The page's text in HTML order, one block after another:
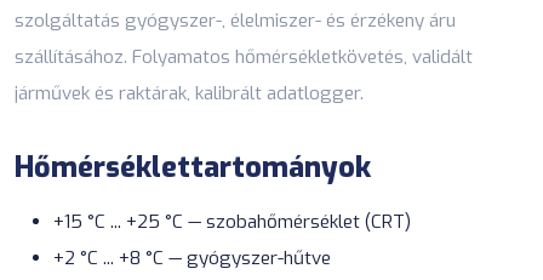
szolgáltatás gyógyszer-, élelmiszer- és érzékeny áru
szállításához. Folyamatos hőmérsékletkövetés, validált
járművek és raktárak, kalibrált adatlogger.
Hőmérséklettartományok
+15 °C ... +25 °C — szobahőmérséklet (CRT)
+2 °C ... +8 °C — gyógyszer-hűtve